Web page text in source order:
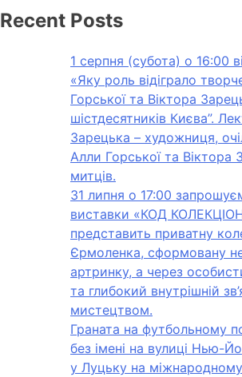
Recent Posts
1 серпня (субота) о 16:00
«Яку роль відіграло
Горської та Віктора
шістдесятників Києва”.
Зарецька – художниця,
Алли Горської та Віктора
митців.
31 липня о 17:00
виставки «КОД
представить приватну
Єрмоленка, сформовану
артринку, а через
та глибокий внутрішній
мистецтвом.
Граната на футбольному
без імені на вулиці Нью-
у Луцьку на